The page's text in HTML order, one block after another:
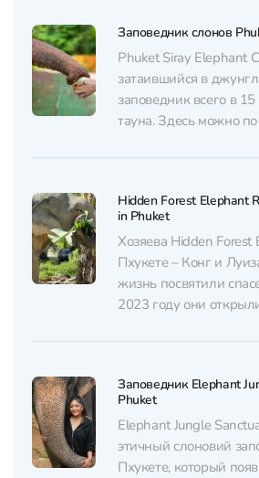
Заповедник слонов
Phuket Siray Elephant
затаившийся в
заповедник всего в
тауна. Здесь можно
слонами, кормить их
Приобрести билеты
Siray Elephant Care
через WhatsApp или
Hidden Forest Elephant
in Phuket
Хозяева Hidden Forest
Пхукете – Конг и
жизнь посвятили
2023 году они
поддерживает такие
обретают свободу.
скидкой в Hidden
можно у нас через...
Заповедник Elephant
Phuket
Elephant Jungle
этичный слоновий
Пхукете, который